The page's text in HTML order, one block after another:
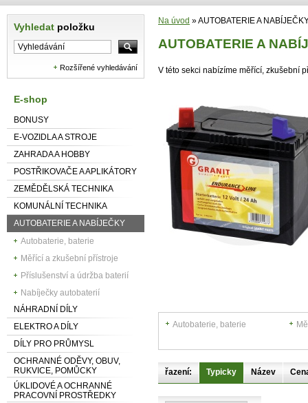
Vyhledat položku
Rozšířené vyhledávání
E-shop
BONUSY
E-VOZIDLA A STROJE
ZAHRADA A HOBBY
POSTŘIKOVAČE A APLIKÁTORY
ZEMĚDĚLSKÁ TECHNIKA
KOMUNÁLNÍ TECHNIKA
AUTOBATERIE A NABÍJEČKY
Autobaterie, baterie
Měřící a zkušební přístroje
Příslušenství a údržba baterií
Nabíječky autobaterií
NÁHRADNÍ DÍLY
ELEKTRO A DÍLY
DÍLY PRO PRŮMYSL
OCHRANNÉ ODĚVY, OBUV,
RUKVICE, POMŮCKY
ÚKLIDOVÉ A OCHRANNÉ
PRACOVNÍ PROSTŘEDKY
Na úvod »AUTOBATERIE A
AUTOBATERIE A
V této sekci nabízíme měřící, zkušební
Autobaterie, baterie
řazení: Typicky Název